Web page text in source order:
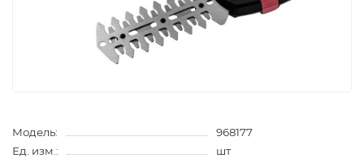
Модель:
968177
Ед. изм.:
шт